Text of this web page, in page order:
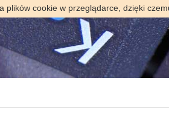
cookie w przeglądarce, dzięki